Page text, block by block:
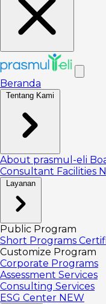
Beranda
Tentang Kami
About prasmul-eli
Consultant Facilities
Layanan
Public Program
Short Programs
Customize Program
Corporate Programs
Assessment Services
Consulting Services
ESG Center NEW